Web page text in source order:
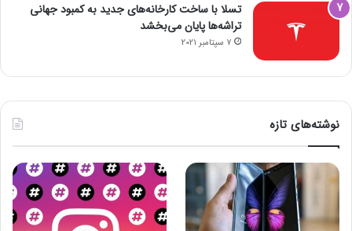
تسلا با ساخت کارخانه‌های جدید به کمبود جهانی
تراشه‌ها پایان می‌بخشد
7 سپتامبر 2021
نوشته‌های تازه